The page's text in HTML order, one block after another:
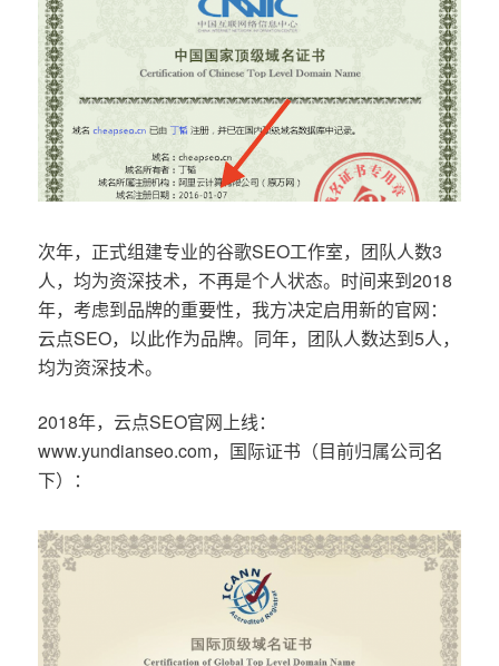
次年，正式组建专业的谷歌SEO工作室，团队人数3
人，均为资深技术，不再是个人状态。时间来到2018
年，考虑到品牌的重要性，我方决定启用新的官网：
云点SEO，以此作为品牌。同年，团队人数达到5人，
均为资深技术。
2018年，云点SEO官网上线：
www.yundianseo.com，国际证书（目前归属公司名
下）：